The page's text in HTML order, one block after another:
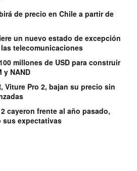
de precio en Chile a partir de
un nuevo estado de excepción
telecomunicaciones
millones de USD para construir
y NAND
Viture Pro 2, bajan su precio sin
cayeron frente al año pasado,
sus expectativas